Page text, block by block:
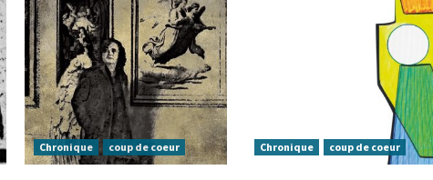
Chronique coup de coeur Chronique coup de coeur